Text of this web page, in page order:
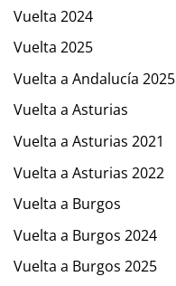
Vuelta 2024
Vuelta 2025
Vuelta a Andalucía 2025
Vuelta a Asturias
Vuelta a Asturias 2021
Vuelta a Asturias 2022
Vuelta a Burgos
Vuelta a Burgos 2024
Vuelta a Burgos 2025